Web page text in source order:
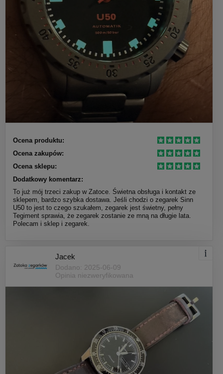
Ocena produktu:
Ocena zakupów:
Ocena sklepu:
Dodatkowy komentarz:
To już mój trzeci zakup w Zatoce. Świetna obsługa i kontakt ze
sklepem, bardzo szybka dostawa. Jeśli chodzi o zegarek Sinn
U50 to jest to czego szukałem, zegarek jest świetny, pełny
Tegiment sprawia, że zegarek zostanie ze mną na długie lata.
Polecam i sklep i zegarek.
Jacek
Dodano: 2025-06-09
Opinia niezweryfikowana